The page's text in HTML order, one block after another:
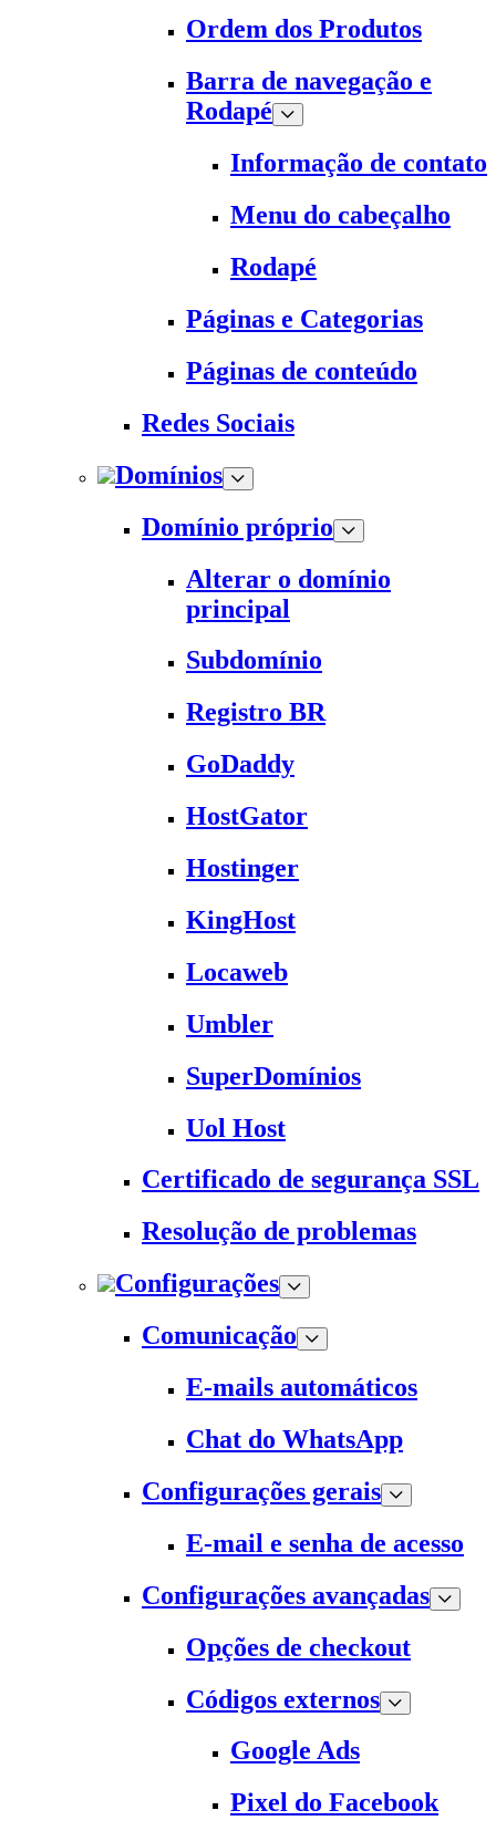
Ordem dos Produtos
Barra de navegação e
Rodapé
Informação de contato
Menu do cabeçalho
Rodapé
Páginas e Categorias
Páginas de conteúdo
Redes Sociais
Domínios
Domínio próprio
Alterar o domínio
principal
Subdomínio
Registro BR
GoDaddy
HostGator
Hostinger
KingHost
Locaweb
Umbler
SuperDomínios
Uol Host
Certificado de segurança SSL
Resolução de problemas
Configurações
Comunicação
E-mails automáticos
Chat do WhatsApp
Configurações gerais
E-mail e senha de acesso
Configurações avançadas
Opções de checkout
Códigos externos
Google Ads
Pixel do Facebook